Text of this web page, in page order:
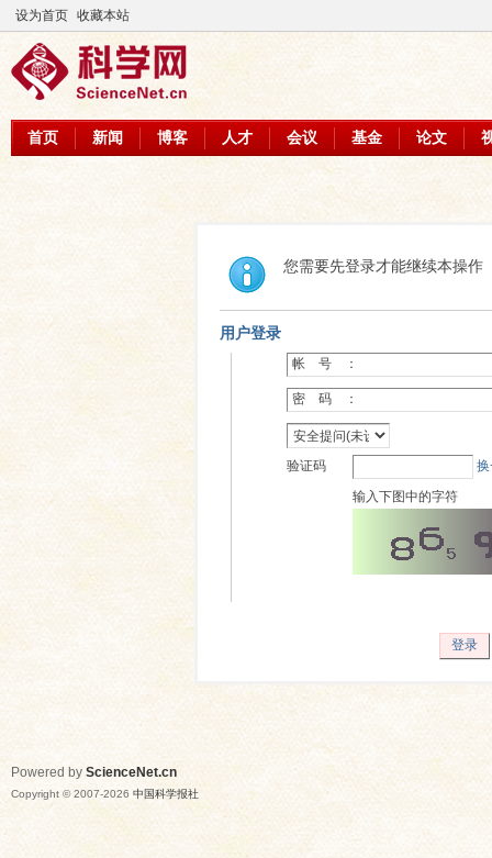
设为首页 收藏本站
首页 新闻 博客 人才 会议 基金 论文
您需要先登录才能继续本操作
用户登录
帐 号 ：
密 码 ：
验证码
输入下图中的字符
登录
Powered by ScienceNet.cn
Copyright © 2007-2026 中国科学报社